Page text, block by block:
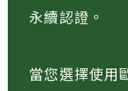
永續認證。
當您選擇使用